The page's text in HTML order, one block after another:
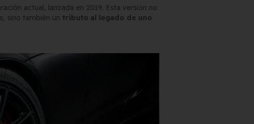
actual, lanzada en 2019. Esta versión no
sino también un tributo al legado de uno
27 de mayo de 2026
Dónde Comprarla |
Carengine